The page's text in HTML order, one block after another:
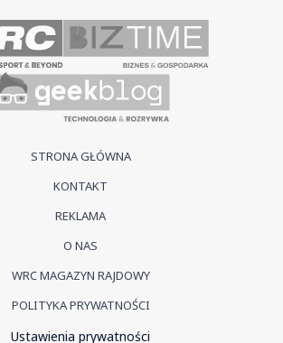
STRONA GŁÓWNA
KONTAKT
REKLAMA
O NAS
WRC MAGAZYN RAJDOWY
POLITYKA PRYWATNOŚCI
Ustawienia prywatności